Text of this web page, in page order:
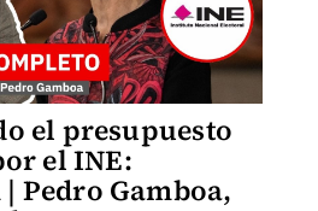
el presupuesto
el INE:
Pedro Gamboa,